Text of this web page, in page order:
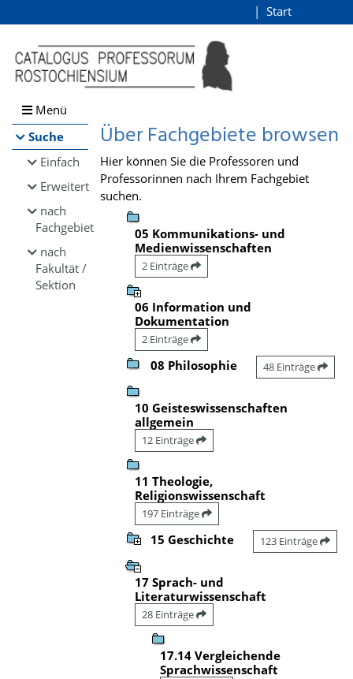
Browsen
direkt zum Inhalt
Start
Menü
Suche
Einfach
Erweitert
nach
Fachgebiet
nach
Fakultät /
Sektion
Über Fachgebiete browsen
Hier können Sie die Professoren und
Professorinnen nach Ihrem Fachgebiet
suchen.
05 Kommunikations- und
Medienwissenschaften
2 Einträge
06 Information und
Dokumentation
2 Einträge
08 Philosophie 48 Einträge
10 Geisteswissenschaften
allgemein
12 Einträge
11 Theologie,
Religionswissenschaft
197 Einträge
15 Geschichte 123 Einträge
17 Sprach- und
Literaturwissenschaft
28 Einträge
17.14 Vergleichende
Sprachwissenschaft